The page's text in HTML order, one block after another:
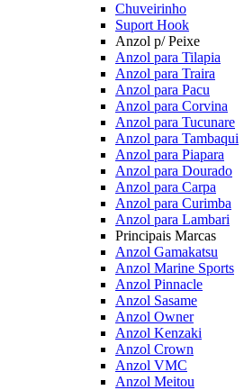
Chuveirinho
Suport Hook
Anzol p/ Peixe
Anzol para Tilapia
Anzol para Traira
Anzol para Pacu
Anzol para Corvina
Anzol para Tucunare
Anzol para Tambaqui
Anzol para Piapara
Anzol para Dourado
Anzol para Carpa
Anzol para Curimba
Anzol para Lambari
Principais Marcas
Anzol Gamakatsu
Anzol Marine Sports
Anzol Pinnacle
Anzol Sasame
Anzol Owner
Anzol Kenzaki
Anzol Crown
Anzol VMC
Anzol Meitou